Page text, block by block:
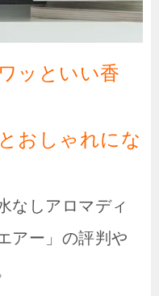
ッといい香
おしゃれにな
なしアロマディ
アー」の評判や